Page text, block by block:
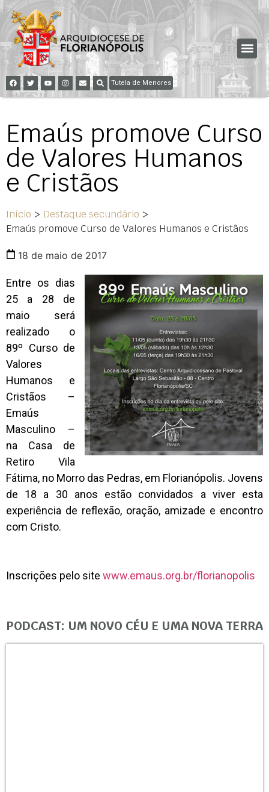
Tutela de Menores
Emaús promove Curso
de Valores Humanos
e Cristãos
Início > Destaque secundário >
Emaús promove Curso de Valores Humanos e Cristãos
18 de maio de 2017
Entre os dias
25 a 28 de
maio será
realizado o
89º Curso de
Valores
Humanos e
Cristãos –
Emaús
Masculino –
na Casa de
Retiro Vila
Fátima, no Morro das Pedras, em Florianópolis. Jovens
de 18 a 30 anos estão convidados a viver esta
experiência de reflexão, oração, amizade e encontro
com Cristo.
Inscrições pelo site www.emaus.org.br/florianopolis
PODCAST: UM NOVO CÉU E UMA NOVA TERRA